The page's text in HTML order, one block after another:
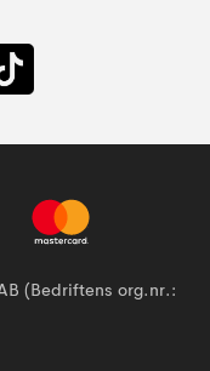
(Bedriftens org.nr.: